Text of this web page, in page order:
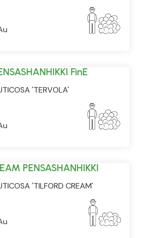
FinE
'TERVOLA'
PENSASHANHIKKI
'TILFORD CREAM'